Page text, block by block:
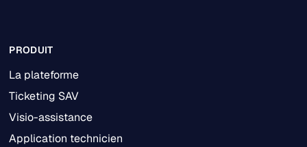
PRODUIT
La plateforme
Ticketing SAV
Visio-assistance
Application technicien